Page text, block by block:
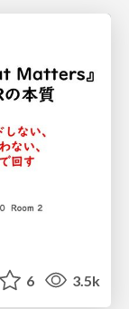
6 3.5k